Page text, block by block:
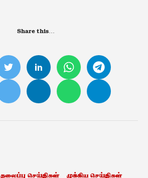
Share this…
தலைப்பு செய்திகள்
முக்கிய செய்திகள்